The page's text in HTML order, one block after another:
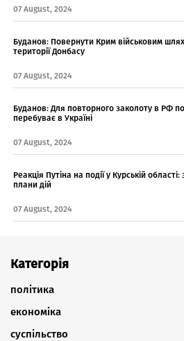
07 August, 2024
Буданов: Повернути Крим військовим
території Донбасу
07 August, 2024
Буданов: Для повторного заколоту в РФ
перебуває в Україні
07 August, 2024
Реакція Путіна на події у Курській
плани дій
07 August, 2024
Категорія
політика
економіка
суспільство